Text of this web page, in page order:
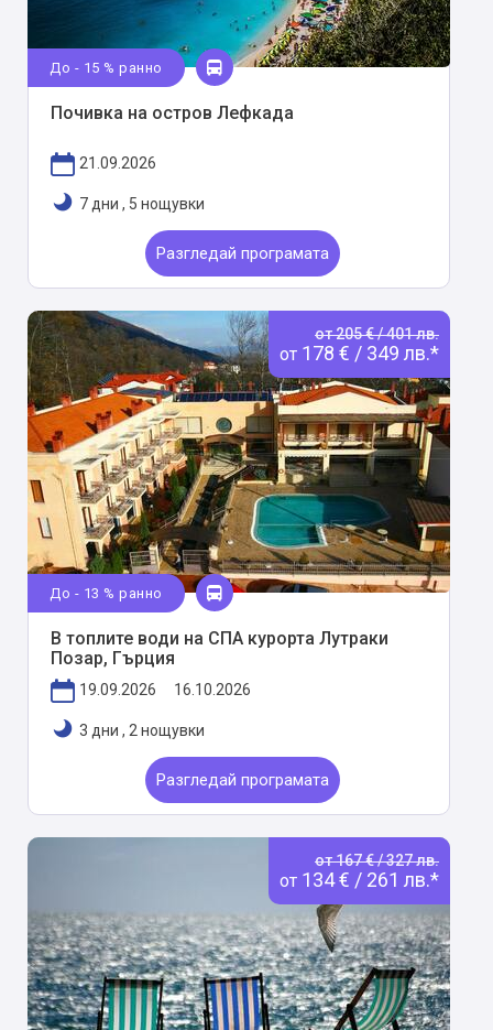
До - 15 % ранно
Почивка на остров Лефкада
21.09.2026
7 дни , 5 нощувки
Разгледай програмата
от 205 € / 401 лв.
от 178 € / 349 лв.*
До - 13 % ранно
В топлите води на СПА курорта Лутраки
Позар, Гърция
19.09.2026 16.10.2026
3 дни , 2 нощувки
Разгледай програмата
от 167 € / 327 лв.
от 134 € / 261 лв.*